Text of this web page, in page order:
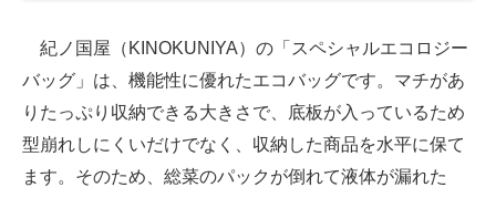
紀ノ国屋（KINOKUNIYA）の「スペシャルエコロジー
バッグ」は、機能性に優れたエコバッグです。マチがあ
りたっぷり収納できる大きさで、底板が入っているため
型崩れしにくいだけでなく、収納した商品を水平に保て
ます。そのため、総菜のパックが倒れて液体が漏れた